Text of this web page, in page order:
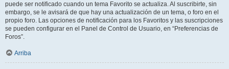
puede ser notificado cuando un tema Favorito se actualiza. Al suscribirte, sin
embargo, se le avisará de que hay una actualización de un tema, o foro en el
propio foro. Las opciones de notificación para los Favoritos y las suscripciones
se pueden configurar en el Panel de Control de Usuario, en “Preferencias de
Foros”.
Arriba